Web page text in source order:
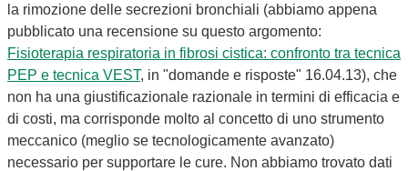
la rimozione delle secrezioni bronchiali (abbiamo appena
pubblicato una recensione su questo argomento:
Fisioterapia respiratoria in fibrosi cistica: confronto tra tecnica
PEP e tecnica VEST, in "domande e risposte" 16.04.13), che
non ha una giustificazionale razionale in termini di efficacia e
di costi, ma corrisponde molto al concetto di uno strumento
meccanico (meglio se tecnologicamente avanzato)
necessario per supportare le cure. Non abbiamo trovato dati